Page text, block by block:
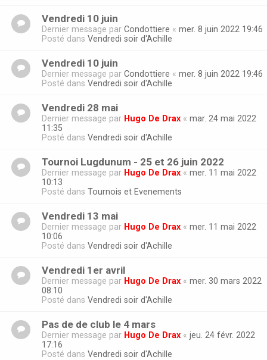
Vendredi 10 juin
Dernier message par Condottiere « mer. 8 juin 2022 19:46
Posté dans Vendredi soir d'Achille
Vendredi 10 juin
Dernier message par Condottiere « mer. 8 juin 2022 19:46
Posté dans Vendredi soir d'Achille
Vendredi 28 mai
Dernier message par Hugo De Drax « mar. 24 mai 2022
11:35
Posté dans Vendredi soir d'Achille
Tournoi Lugdunum - 25 et 26 juin 2022
Dernier message par Hugo De Drax « mer. 11 mai 2022
10:13
Posté dans Tournois et Evenements
Vendredi 13 mai
Dernier message par Hugo De Drax « mer. 11 mai 2022
10:06
Posté dans Vendredi soir d'Achille
Vendredi 1er avril
Dernier message par Hugo De Drax « mer. 30 mars 2022
08:10
Posté dans Vendredi soir d'Achille
Pas de de club le 4 mars
Dernier message par Hugo De Drax « jeu. 24 févr. 2022
17:16
Posté dans Vendredi soir d'Achille